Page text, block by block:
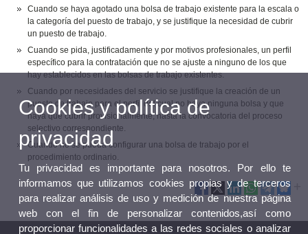
Cuando se haya agotado una bolsa de trabajo existente para la escala o
la categoría del puesto de trabajo, y se justifique la necesidad de cubrir
un puesto de trabajo.
Cuando se pida, justificadamente y por motivos profesionales, un perfil
específico para la contratación que no se ajuste a ninguno de los que
hay establecidos en las bolsas de trabajo existentes.
Cuando por necesidades del servicio se justifique la creación de un
puesto de trabajo para el perfil del cual no haya ninguna bolsa y que
haya que cubrir provisionalmente, hasta la convocatoria del proceso
selectivo correspondiente.
Cuando no se pueda configurar una bolsa de trabajo por el
procedimiento ordinario.
Cookies y política de
privacidad
Tu privacidad es importante para nosotros. Por ello te
informamos que utilizamos cookies propias y de terceros
para realizar análisis de uso y medición de nuestra página
web con el fin de personalizar contenidos,así como
proporcionar funcionalidades a las redes sociales o analizar